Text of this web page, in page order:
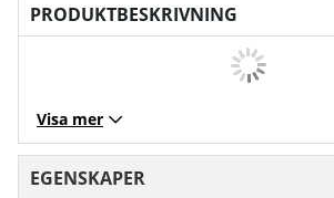
PRODUKTBESKRIVNING
Visa mer
EGENSKAPER